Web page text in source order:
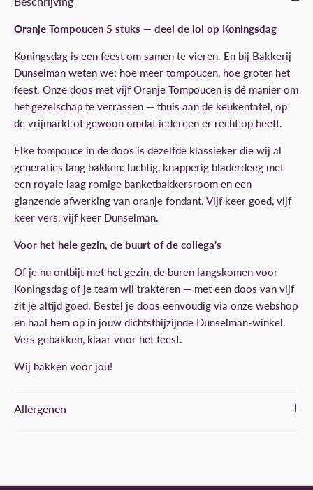
Oranje Tompoucen 5 stuks — deel de lol op Koningsdag
Koningsdag is een feest om samen te vieren. En bij Bakkerij
Dunselman weten we: hoe meer tompoucen, hoe groter het
feest. Onze doos met vijf Oranje Tompoucen is dé manier om
het gezelschap te verrassen — thuis aan de keukentafel, op
de vrijmarkt of gewoon omdat iedereen er recht op heeft.
Elke tompouce in de doos is dezelfde klassieker die wij al
generaties lang bakken: luchtig, knapperig bladerdeeg met
een royale laag romige banketbakkersroom en een
glanzende afwerking van oranje fondant. Vijf keer goed, vijf
keer vers, vijf keer Dunselman.
Voor het hele gezin, de buurt of de collega's
Of je nu ontbijt met het gezin, de buren langskomen voor
Koningsdag of je team wil trakteren — met een doos van vijf
zit je altijd goed. Bestel je doos eenvoudig via onze webshop
en haal hem op in jouw dichtstbijzijnde Dunselman-winkel.
Vers gebakken, klaar voor het feest.
Wij bakken voor jou!
Allergenen